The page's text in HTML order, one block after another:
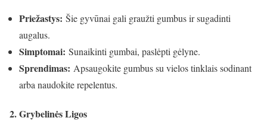
Priežastys: Šie gyvūnai gali graužti gumbus ir sugadinti
augalus.
Simptomai: Sunaikinti gumbai, paslėpti gėlyne.
Sprendimas: Apsaugokite gumbus su vielos tinklais sodinant
arba naudokite repelentus.
2. Grybelinės Ligos